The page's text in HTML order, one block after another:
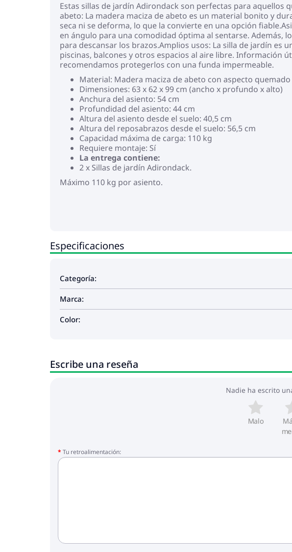
Estas sillas de jardín Adirondack son perfectas para
abeto: La madera maciza de abeto es un material bonito y
seca ni se deforma, lo que la convierte en una opción
en ángulo para una comodidad óptima al sentarse.
para descansar los brazos.Amplios usos: La silla de jardín es
piscinas, balcones y otros espacios al aire libre. Información
recomendamos protegerlos con una funda impermeable.
Material: Madera maciza de abeto con aspecto quemado
Dimensiones: 63 x 62 x 99 cm (ancho x profundo x alto)
Anchura del asiento: 54 cm
Profundidad del asiento: 44 cm
Altura del asiento desde el suelo: 40,5 cm
Altura del reposabrazos desde el suelo: 56,5 cm
Capacidad máxima de carga: 110 kg
Requiere montaje: Sí
La entrega contiene:
2 x Sillas de jardín Adirondack.
Máximo 110 kg por asiento.
Especificaciones
Categoría:
Marca:
Color:
Escribe una reseña
Nadie ha escrito
Malo
Tu retroalimentación: